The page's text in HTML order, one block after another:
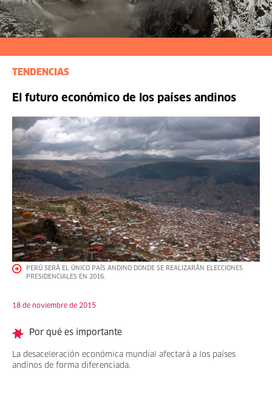
TENDENCIAS
El futuro económico de los países andinos
PERÚ SERÁ EL ÚNICO PAÍS ANDINO DONDE SE REALIZARÁN ELECCIONES
PRESIDENCIALES EN 2016.
18 de noviembre de 2015
Por qué es importante
La desaceleración económica mundial afectará a los países
andinos de forma diferenciada.